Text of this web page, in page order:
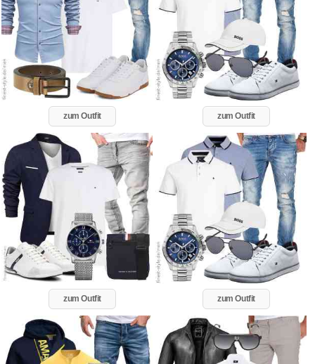
zum Outfit zum Outfit
zum Outfit zum Outfit